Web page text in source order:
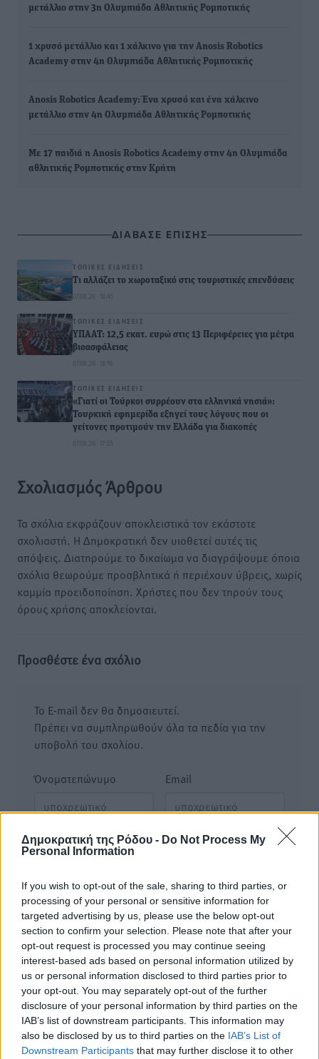
Δημοκρατική της Ρόδου - Do Not Process My
Personal Information
If you wish to opt-out of the sale, sharing to third parties, or
processing of your personal or sensitive information for
targeted advertising by us, please use the below opt-out
section to confirm your selection. Please note that after your
opt-out request is processed you may continue seeing
interest-based ads based on personal information utilized by
us or personal information disclosed to third parties prior to
your opt-out. You may separately opt-out of the further
disclosure of your personal information by third parties on the
IAB’s list of downstream participants. This information may
also be disclosed by us to third parties on the IAB’s List of
Downstream Participants that may further disclose it to other
μετάλλιο στην 3η Ολυμπιάδα Αθλητικής Ρομποτικής
1 χρυσό μετάλλιο και 1 χάλκινο για την Anosis Robotics
Academy στην 4η Ολυμπιάδα Αθλητικής Ρομποτικής
Anosis Robotics Academy: Ένα χρυσό και ένα χάλκινο
μετάλλιο στην 4η Ολυμπιάδα Αθλητικής Ρομποτικής
Με 17 παιδιά η Anosis Robotics Academy στην 4η Ολυμπιάδα
αθλητικής Ρομποτικής στην Κρήτη
ΔΙΑΒΑΣΕ ΕΠΙΣΗΣ
ΤΟΠΙΚΈΣ ΕΙΔΉΣΕΙΣ
Τι αλλάζει το χωροταξικό στις τουριστικές επενδύσεις
07.08.26 · 18:41
ΤΟΠΙΚΈΣ ΕΙΔΉΣΕΙΣ
ΥΠΑΑΤ: 12,5 εκατ. ευρώ στις 13 Περιφέρειες για μέτρα
βιοασφάλειας
07.08.26 · 18:19
ΤΟΠΙΚΈΣ ΕΙΔΉΣΕΙΣ
«Γιατί οι Τούρκοι συρρέουν στα ελληνικά νησιά»:
Τουρκική εφημερίδα εξηγεί τους λόγους που οι
γείτονες προτιμούν την Ελλάδα για διακοπές
07.08.26 · 17:55
Σχολιασμός Άρθρου
Τα σχόλια εκφράζουν αποκλειστικά τον εκάστοτε
σχολιαστή. Η Δημοκρατική δεν υιοθετεί αυτές τις
απόψεις. Διατηρούμε το δικαίωμα να διαγράψουμε όποια
σχόλια θεωρούμε προσβλητικά ή περιέχουν ύβρεις, χωρίς
καμμία προειδοποίηση. Χρήστες που δεν τηρούν τους
όρους χρήσης αποκλείονται.
Προσθέστε ένα σχόλιο
Το E-mail δεν θα δημοσιευτεί.
Πρέπει να συμπληρωθούν όλα τα πεδία για την
υποβολή του σχολίου.
Όνοματεπώνυμο Email
Φύλαξε τα στοιχεία μου για την επόμενη φορά.